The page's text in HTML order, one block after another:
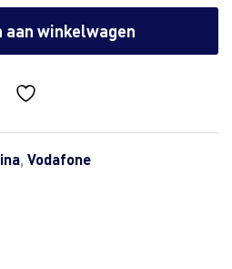
aan winkelwagen
, Vodafone